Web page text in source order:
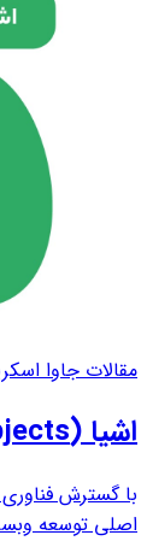
مقالات جاوا
اشیا (Objects) و کاربرد آن در جاوا اسکریپت
با گسترش
اصلی توسعه